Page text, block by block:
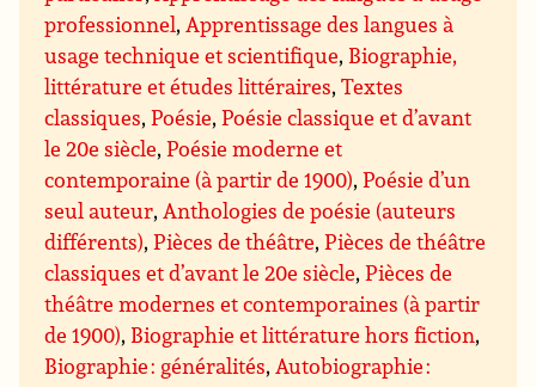
professionnel,Apprentissage des langues à
usage technique et scientifique, Biographie,
littérature et études littéraires,Textes
classiques,Poésie,Poésie classique et d’avant
le 20e siècle,Poésie moderne et
contemporaine (à partir de 1900),Poésie d’un
seul auteur,Anthologies de poésie (auteurs
différents),Pièces de théâtre,Pièces de théâtre
classiques et d’avant le 20e siècle,Pièces de
théâtre modernes et contemporaines (à partir
de 1900), Biographie et littérature hors fiction,
Biographie : généralités,Autobiographie :